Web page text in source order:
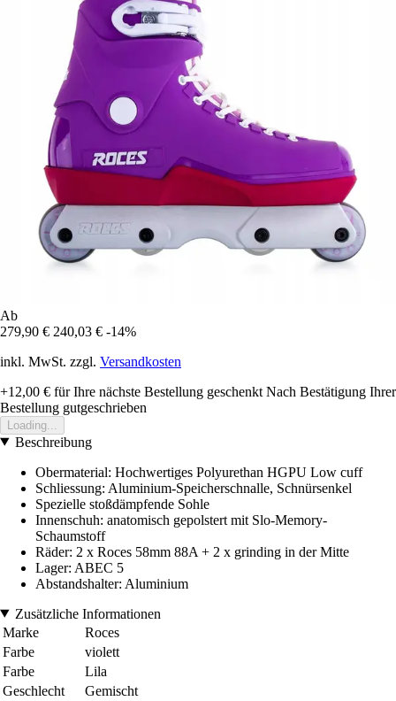
Ab
279,90 € 240,03 € -14%
inkl. MwSt. zzgl. Versandkosten
+12,00 € für Ihre nächste Bestellung geschenkt Nach Bestätigung Ihrer
Bestellung gutgeschrieben
Loading...
Beschreibung
Obermaterial: Hochwertiges Polyurethan HGPU Low cuff
Schliessung: Aluminium-Speicherschnalle, Schnürsenkel
Spezielle stoßdämpfende Sohle
Innenschuh: anatomisch gepolstert mit Slo-Memory-
Schaumstoff
Räder: 2 x Roces 58mm 88A + 2 x grinding in der Mitte
Lager: ABEC 5
Abstandshalter: Aluminium
Zusätzliche Informationen
Marke
Roces
Farbe
violett
Farbe
Lila
Geschlecht
Gemischt